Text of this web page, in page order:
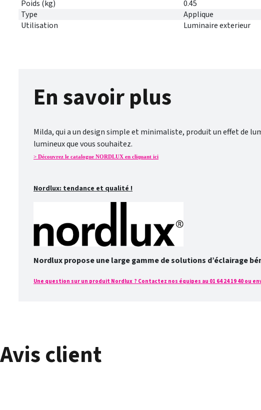
Poids (kg)
0.45
Type
Applique
Utilisation
Luminaire exterieur
En savoir plus
Milda, qui a un design simple et minimaliste, produit un effet de
lumineux que vous souhaitez.
> Découvrez le catalogue NORDLUX en cliquant ici
Nordlux: tendance et qualité !
Nordlux propose une large gamme de solutions d’éclairage
Une question sur un produit Nordlux ? Contactez nos équipes au 01 64 24 19 40 ou
Avis client